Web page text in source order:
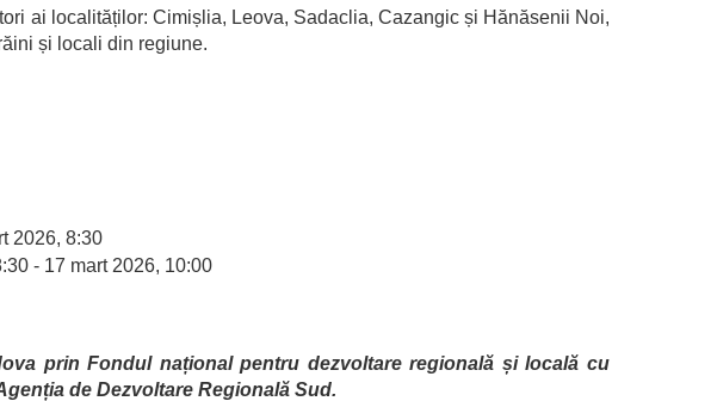
ai localităților: Cimișlia, Leova, Sadaclia, Cazangic și Hănăsenii Noi,
și locali din regiune.
2026, 8:30
- 17 mart 2026, 10:00
prin Fondul național pentru dezvoltare regională și locală cu
de Dezvoltare Regională Sud.